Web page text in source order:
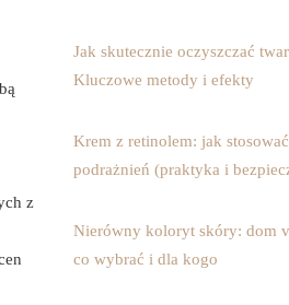
z
Jak skutecznie oczyszczać
Kluczowe metody i efekty
Krem z retinolem: jak
podrażnień (praktyka i
Nierówny koloryt skóry: dom
co wybrać i dla kogo